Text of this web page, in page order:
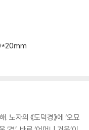
노자의 《도덕경》에 ‘오묘